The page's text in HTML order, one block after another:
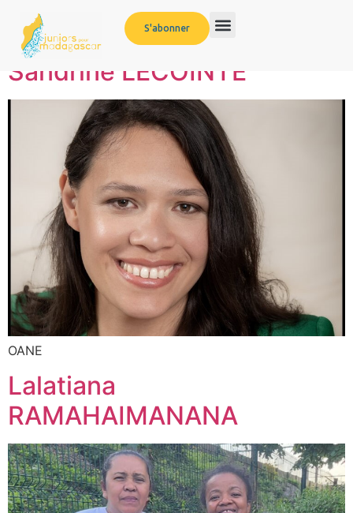
S'abonner
Étiquette :Impact
Sandrine LECOINTE
OANE
Lalatiana
RAMAHAIMANANA